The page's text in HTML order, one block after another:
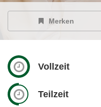
Merken
Vollzeit
Teilzeit